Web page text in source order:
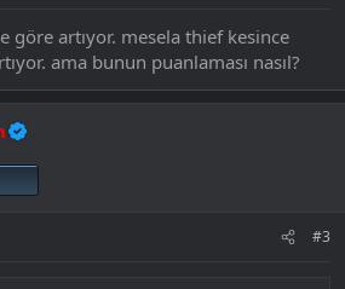
göre artıyor. mesela thief kesince
ama bunun puanlaması nasıl?
#3